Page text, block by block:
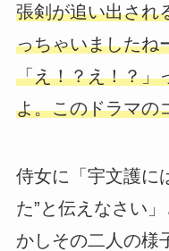
張剣が追い出され
っちゃいましたね
「え！？え！？」
よ。このドラマの
侍女に「宇文護に
た”と伝えなさい
かしその二人の様